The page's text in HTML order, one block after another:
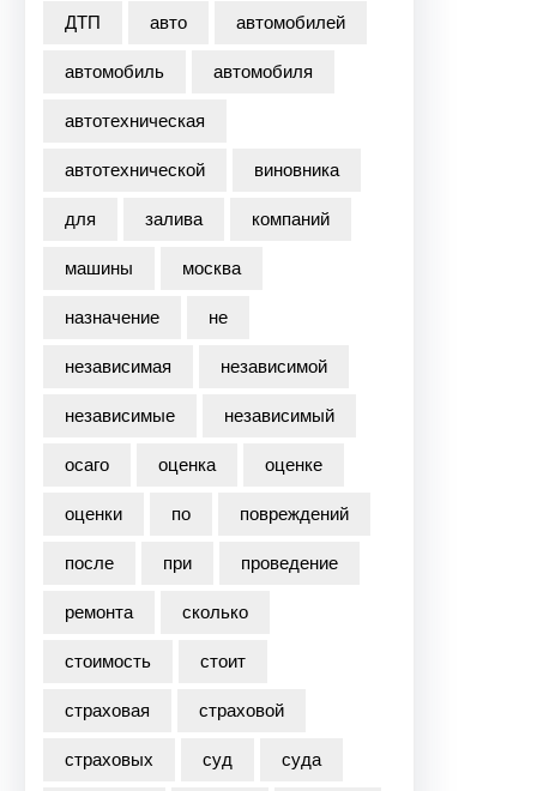
ДТП авто
автомобилей
автомобиль
автомобиля
автотехническая
автотехнической
виновника
для
залива
компаний
машины
москва
назначение
не
независимая
независимой
независимые
независимый
осаго
оценка
оценке
оценки
по
повреждений
после
при
проведение
ремонта
сколько
стоимость
стоит
страховая
страховой
страховых
суд
суда